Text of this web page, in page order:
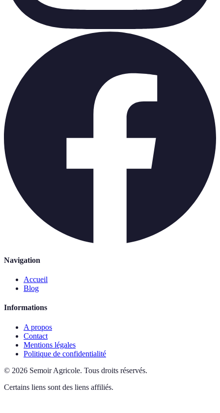
Navigation
Accueil
Blog
Informations
A propos
Contact
Mentions légales
Politique de confidentialité
© 2026 Semoir Agricole. Tous droits réservés.
Certains liens sont des liens affiliés.